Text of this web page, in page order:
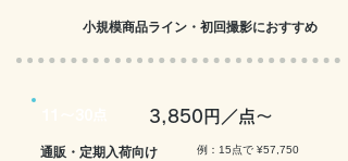
小規模商品ライン・初回撮影におすすめ
3,850円／点〜
通販・定期入荷向け
例：15点で ¥57,750​